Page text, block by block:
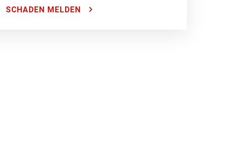
SCHADEN MELDEN